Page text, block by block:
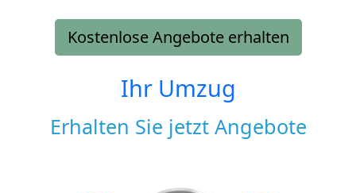
Kostenlose Angebote erhalten
Ihr Umzug
Erhalten Sie jetzt Angebote